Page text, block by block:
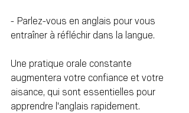
- Parlez-vous en anglais pour vous
entraîner à réfléchir dans la langue.
Une pratique orale constante
augmentera votre confiance et votre
aisance, qui sont essentielles pour
apprendre l'anglais rapidement.